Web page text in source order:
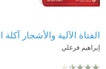
الفتاة الآلية والأشجار آكلة
إبراهيم فرغلي